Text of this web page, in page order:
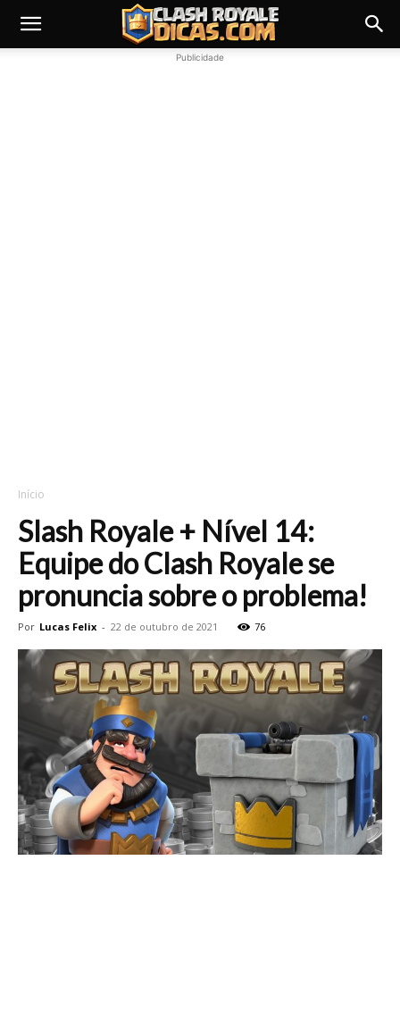
Publicidade
Início
Slash Royale + Nível 14:
Equipe do Clash Royale se
pronuncia sobre o problema!
Por Lucas Felix - 22 de outubro de 2021 76